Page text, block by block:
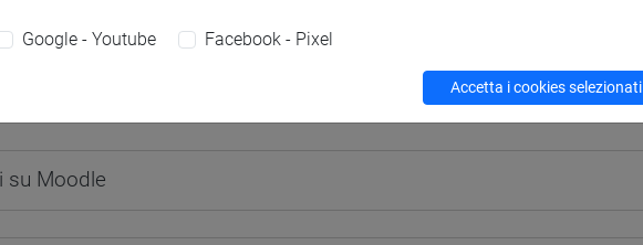
Sara- 30h Lezione
su Moodle
Google - Youtube Facebook - Pixel
Accetta i cookies selezionati